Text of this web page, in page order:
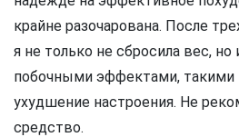
крайне разочарована. После
я не только не сбросила вес, но
побочными эффектами, такими
ухудшение настроения. Не
средство.